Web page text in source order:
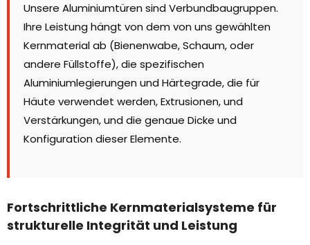
Unsere Aluminiumtüren sind Verbundbaugruppen.
Ihre Leistung hängt von dem von uns gewählten
Kernmaterial ab (Bienenwabe, Schaum, oder
andere Füllstoffe), die spezifischen
Aluminiumlegierungen und Härtegrade, die für
Häute verwendet werden, Extrusionen, und
Verstärkungen, und die genaue Dicke und
Konfiguration dieser Elemente.
Fortschrittliche Kernmaterialsysteme für
strukturelle Integrität und Leistung